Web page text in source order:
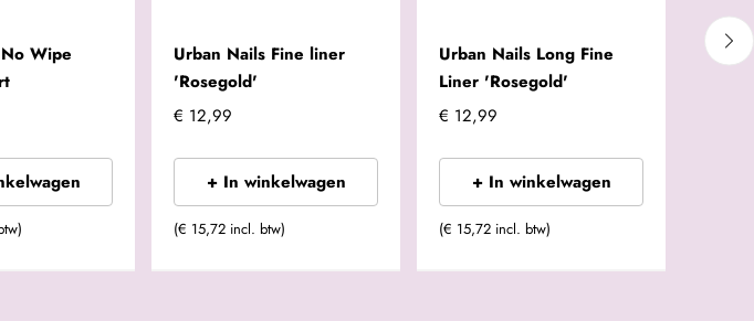
Wipe
Urban Nails Fine liner
'Rosegold'
€ 12,99
+ In winkelwagen
(€ 15,72 incl. btw)
Urban Nails Long Fine
Liner 'Rosegold'
€ 12,99
+ In winkelwagen
(€ 15,72 incl. btw)